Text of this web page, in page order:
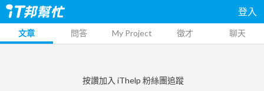
登入
文章 問答 My Project 徵才 聊天
按讚加入 iThelp 粉絲團追蹤